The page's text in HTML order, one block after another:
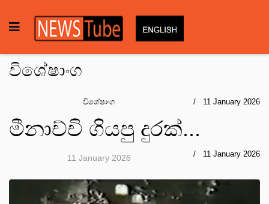
විශේෂාංග
විශේෂාංග 11 January 2026
මීනාච්චි ගියපු දුරක්...
11 January 2026 11 January 2026